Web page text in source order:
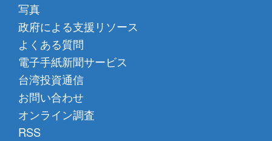
写真
政府による支援リソース
よくある質問
電子手紙新聞サービス
台湾投資通信
お問い合わせ
オンライン調査
RSS